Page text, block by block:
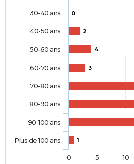
0
2
4
3
1
30-40 ans
40-50 ans
50-60 ans
60-70 ans
70-80 ans
80-90 ans
90-100 ans
Plus de 100 ans
0 5 10